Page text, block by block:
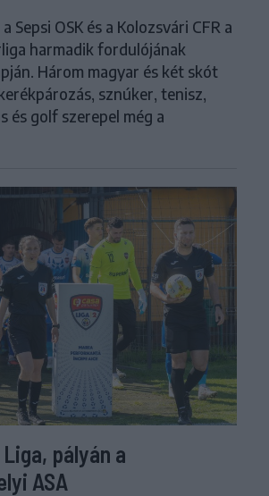
Sepsi OSK és a Kolozsvári CFR a
harmadik fordulójának
Három magyar és két skót
sznúker, tenisz,
és golf szerepel még a
pályán a
ASA